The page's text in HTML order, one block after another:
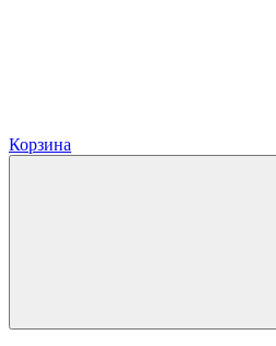
Корзина